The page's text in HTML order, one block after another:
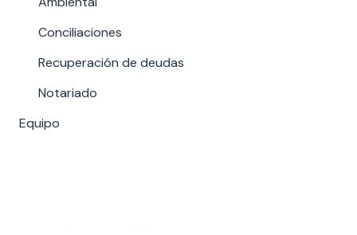
Conciliaciones
Recuperación de deudas
Notariado
Equipo